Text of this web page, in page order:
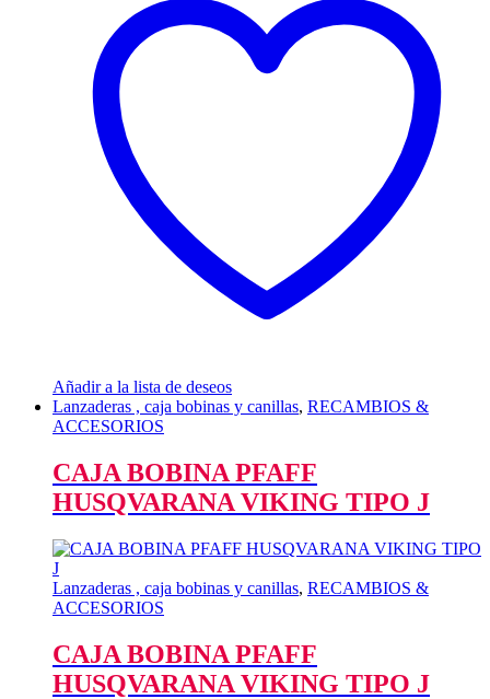
Añadir a la lista de deseos
Lanzaderas , caja bobinas y canillas, RECAMBIOS &
ACCESORIOS
CAJA BOBINA PFAFF
HUSQVARANA VIKING TIPO J
Lanzaderas , caja bobinas y canillas, RECAMBIOS &
ACCESORIOS
CAJA BOBINA PFAFF
HUSQVARANA VIKING TIPO J